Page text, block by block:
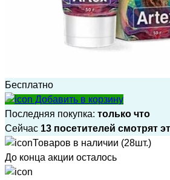
Бесплатно
Добавить в корзину
Последняя покупка: только что
Сейчас 13 посетителей смотрят
Товаров в наличии (28шт.)
До конца акции осталось